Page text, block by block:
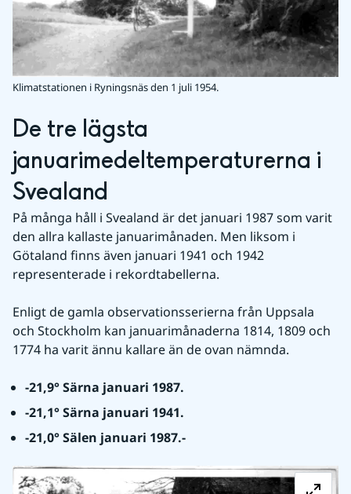
Klimatstationen i Ryningsnäs den 1 juli 1954.
De tre lägsta
januarimedeltemperaturerna i
Svealand
På många håll i Svealand är det januari 1987 som varit
den allra kallaste januarimånaden. Men liksom i
Götaland finns även januari 1941 och 1942
representerade i rekordtabellerna.
Enligt de gamla observationsserierna från Uppsala
och Stockholm kan januarimånaderna 1814, 1809 och
1774 ha varit ännu kallare än de ovan nämnda.
-21,9° Särna januari 1987.
-21,1° Särna januari 1941.
-21,0° Sälen januari 1987.-